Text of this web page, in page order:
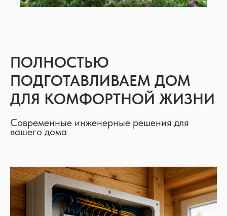
ПОЛНОСТЬЮ
ПОДГОТАВЛИВАЕМ ДОМ
ДЛЯ КОМФОРТНОЙ ЖИЗНИ
Современные инженерные решения для
вашего дома